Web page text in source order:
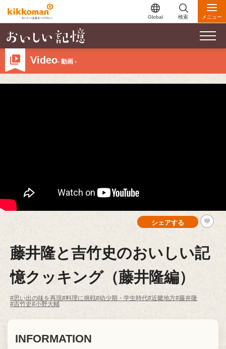
Global 検索 メニュー
Video- 動画 -
シェアする
藤井隆と吉竹史のおいしい記
憶クッキング（藤井隆編）
#思い出の味を再現#料理に挑戦#幼少期・学生時代#近畿地方#藤井隆
#吉竹史#小野大輔
INFORMATION